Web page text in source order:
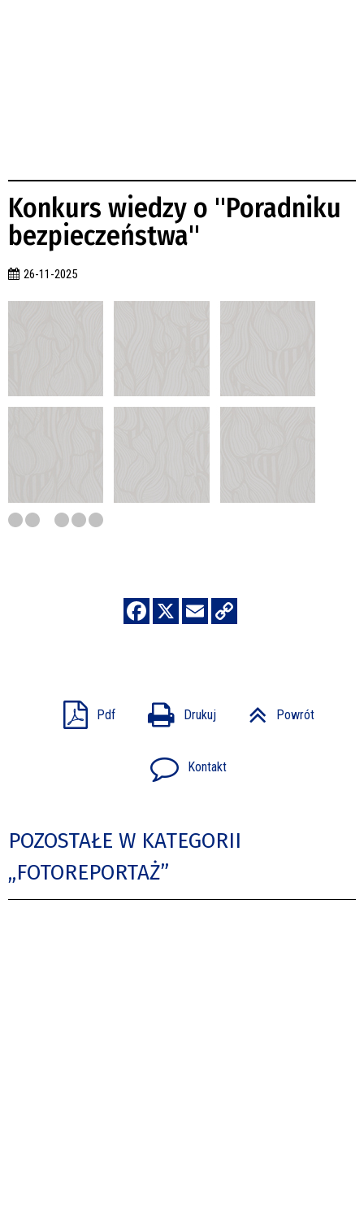
Konkurs wiedzy o "Poradniku
bezpieczeństwa"
26-11-2025
Pdf Drukuj Powrót
Kontakt
POZOSTAŁE W KATEGORII
„FOTOREPORTAŻ”